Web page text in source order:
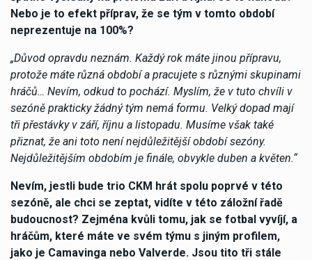
Nebo je to efekt příprav, že se tým v tomto období
neprezentuje na 100%?
„Důvod opravdu neznám. Každý rok máte jinou přípravu,
protože máte různá období a pracujete s různými skupinami
hráčů… Nevím, odkud to pochází. Myslím, že v tuto chvíli v
sezóně prakticky žádný tým nemá formu. Velký dopad mají
tři přestávky v září, říjnu a listopadu. Musíme však také
přiznat, že ani toto není nejdůležitější období sezóny.
Nejdůležitějším obdobím je finále, obvykle duben a květen.“
Nevím, jestli bude trio CKM hrát spolu poprvé v této
sezóně, ale chci se zeptat, vidíte v této záložní řadě
budoucnost? Zejména kvůli tomu, jak se fotbal vyvíjí, a
hráčům, které máte ve svém týmu s jiným profilem,
jako je Camavinga nebo Valverde. Jsou tito tři stále